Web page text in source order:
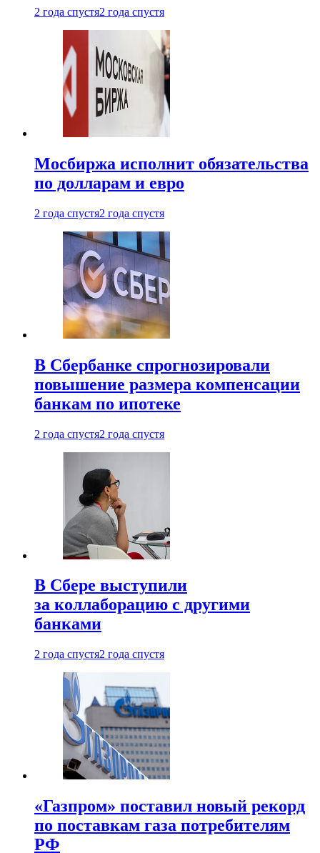
2 года спустя2 года спустя
Мосбиржа исполнит обязательства
по долларам и евро
2 года спустя2 года спустя
В Сбербанке спрогнозировали
повышение размера компенсации
банкам по ипотеке
2 года спустя2 года спустя
В Сбере выступили
за коллаборацию с другими
банками
2 года спустя2 года спустя
«Газпром» поставил новый рекорд
по поставкам газа потребителям
РФ